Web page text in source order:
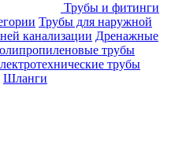
Трубы и фитинги
Трубы для наружной
канализации Дренажные
трубы
трубы
Шланги